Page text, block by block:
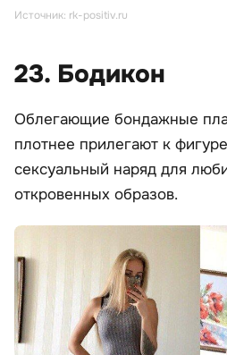
Источник: rk-positiv.ru
23. Бодикон
Облегающие бондажные
плотнее прилегают к
сексуальный наряд для
откровенных образов.